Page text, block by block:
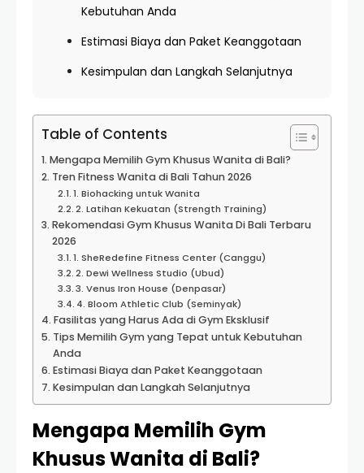
Kebutuhan Anda
Estimasi Biaya dan Paket Keanggotaan
Kesimpulan dan Langkah Selanjutnya
Table of Contents
Mengapa Memilih Gym Khusus Wanita di Bali?
Tren Fitness Wanita di Bali Tahun 2026
1. Biohacking untuk Wanita
2. Latihan Kekuatan (Strength Training)
Rekomendasi Gym Khusus Wanita Di Bali Terbaru
2026
1. SheRedefine Fitness Center (Canggu)
2. Dewi Wellness Studio (Ubud)
3. Venus Iron House (Denpasar)
4. Bloom Athletic Club (Seminyak)
Fasilitas yang Harus Ada di Gym Eksklusif
Tips Memilih Gym yang Tepat untuk Kebutuhan
Anda
Estimasi Biaya dan Paket Keanggotaan
Kesimpulan dan Langkah Selanjutnya
Mengapa Memilih Gym
Khusus Wanita di Bali?